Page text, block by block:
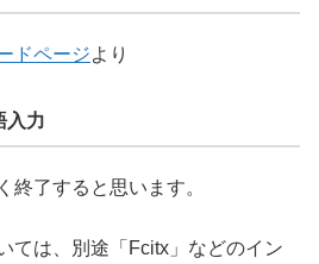
ドページより
入力
終了すると思います。
ては、別途「Fcitx」などのイン